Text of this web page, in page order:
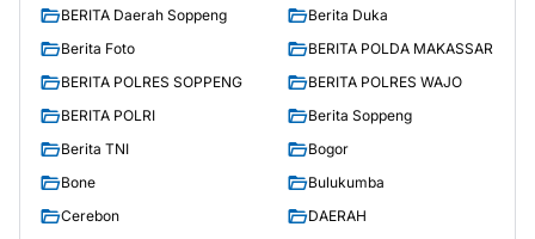
BERITA Daerah Soppeng
Berita Duka
Berita Foto
BERITA POLDA MAKASSAR
BERITA POLRES SOPPENG
BERITA POLRES WAJO
BERITA POLRI
Berita Soppeng
Berita TNI
Bogor
Bone
Bulukumba
Cerebon
DAERAH